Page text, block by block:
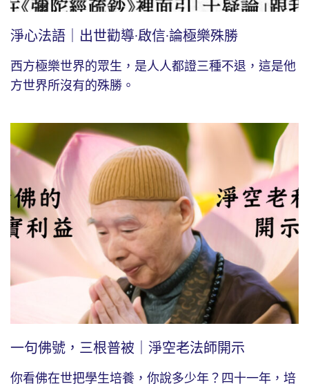
淨心法語｜出世勸導∙啟信∙論極樂殊勝
西方極樂世界的眾生，是人人都證三種不退，這是他
方世界所沒有的殊勝。
一句佛號，三根普被｜淨空老法師開示
你看佛在世把學生培養，你說多少年？四十一年，培